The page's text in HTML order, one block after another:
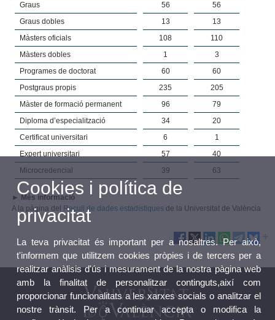
Graus
56
56
Graus dobles
13
13
Màsters oficials
108
110
Màsters dobles
1
3
Programes de doctorat
60
60
Postgraus propis
235
205
Màster de formació permanent
96
79
Diploma d’especialització
34
20
Certificat universitari
6
1
Expert universitari
57
40
Microcredencial
39 63
► Més informació
A la pàgina del Recull de dades estadístiques de la Universitat de València
Cookies i política de
privacitat
La teva privacitat és important per a nosaltres. Per això,
t'informem que utilitzem cookies pròpies i de tercers per a
realitzar anàlisis d'ús i mesurament de la nostra pàgina web
amb la finalitat de personalitzar continguts,així com
proporcionar funcionalitats a les xarxes socials o analitzar el
nostre trànsit. Per a continuar accepta o modifica la